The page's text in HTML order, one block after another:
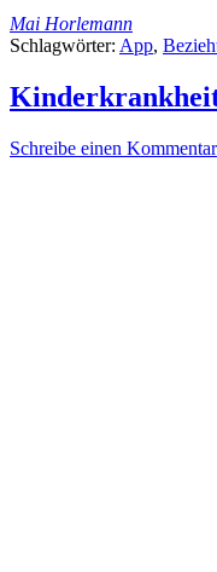
Mai Horlemann
Schlagwörter: App,
Schreibe einen Kommentar